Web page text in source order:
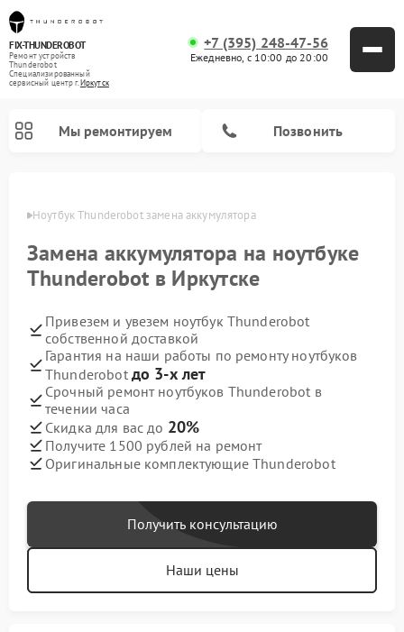
FIX-THUNDEROBOT
Ремонт устройств
Thunderobot
Специализированный
cервисный центр г.Иркутск
+7 (395) 248-47-56
Ежедневно, с 10:00 до 20:00
Мы ремонтируем Позвонить
Ноутбук Thunderobot замена аккумулятора
Замена аккумулятора на ноутбуке
Thunderobot в Иркутске
Привезем и увезем ноутбук Thunderobot
собственной доставкой
Гарантия на наши работы по ремонту ноутбуков
Thunderobot до 3-х лет
Срочный ремонт ноутбуков Thunderobot в
течении часа
Скидка для вас до 20%
Получите 1500 рублей на ремонт
Оригинальные комплектующие Thunderobot
Получить консультацию
Наши цены